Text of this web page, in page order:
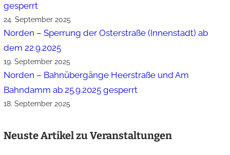
gesperrt
24. September 2025
Norden – Sperrung der Osterstraße (Innenstadt) ab
dem 22.9.2025
19. September 2025
Norden – Bahnübergänge Heerstraße und Am
Bahndamm ab 25.9.2025 gesperrt
18. September 2025
Neuste Artikel zu Veranstaltungen